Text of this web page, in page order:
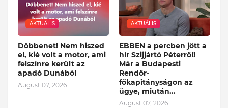
AKTUÁLIS
Döbbenet! Nem hiszed
el, kié volt a motor, ami
felszínre került az
apadó Dunából
August 07, 2026
AKTUÁLIS
EBBEN a percben jött a
hír Szijjártó Péterről!
Már a Budapesti
Rendőr-
főkapitányságon az
ügye, miután...
August 07, 2026